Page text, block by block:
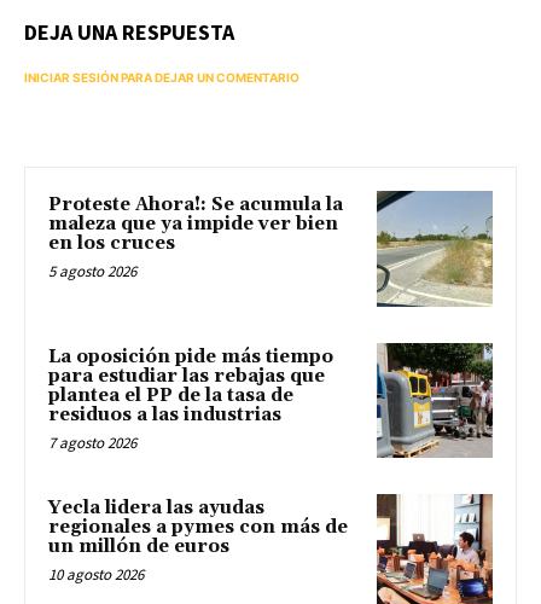
DEJA UNA RESPUESTA
INICIAR SESIÓN PARA DEJAR UN COMENTARIO
Proteste Ahora!: Se acumula la
maleza que ya impide ver bien
en los cruces
5 agosto 2026
La oposición pide más tiempo
para estudiar las rebajas que
plantea el PP de la tasa de
residuos a las industrias
7 agosto 2026
Yecla lidera las ayudas
regionales a pymes con más de
un millón de euros
10 agosto 2026